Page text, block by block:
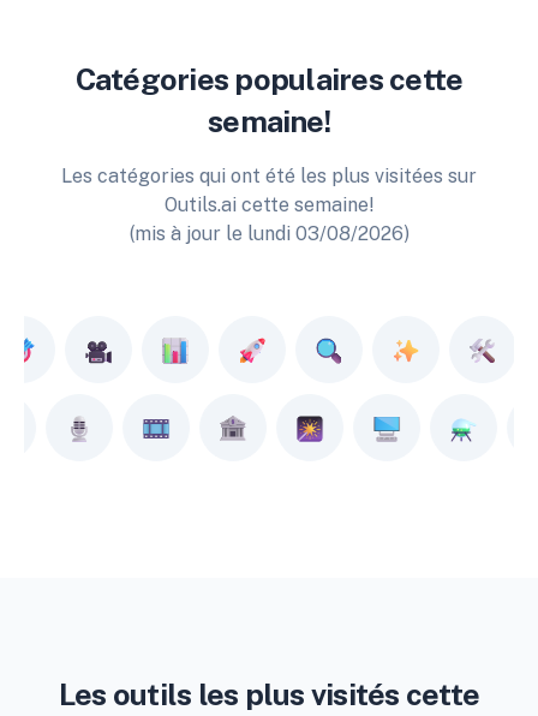
Catégories populaires cette
semaine!
Les catégories qui ont été les plus visitées sur
Outils.ai cette semaine!
(mis à jour le lundi 03/08/2026)
Les outils les plus visités cette